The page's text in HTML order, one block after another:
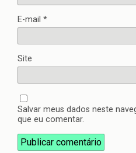
E-mail *
Site
Salvar meus dados neste
que eu comentar.